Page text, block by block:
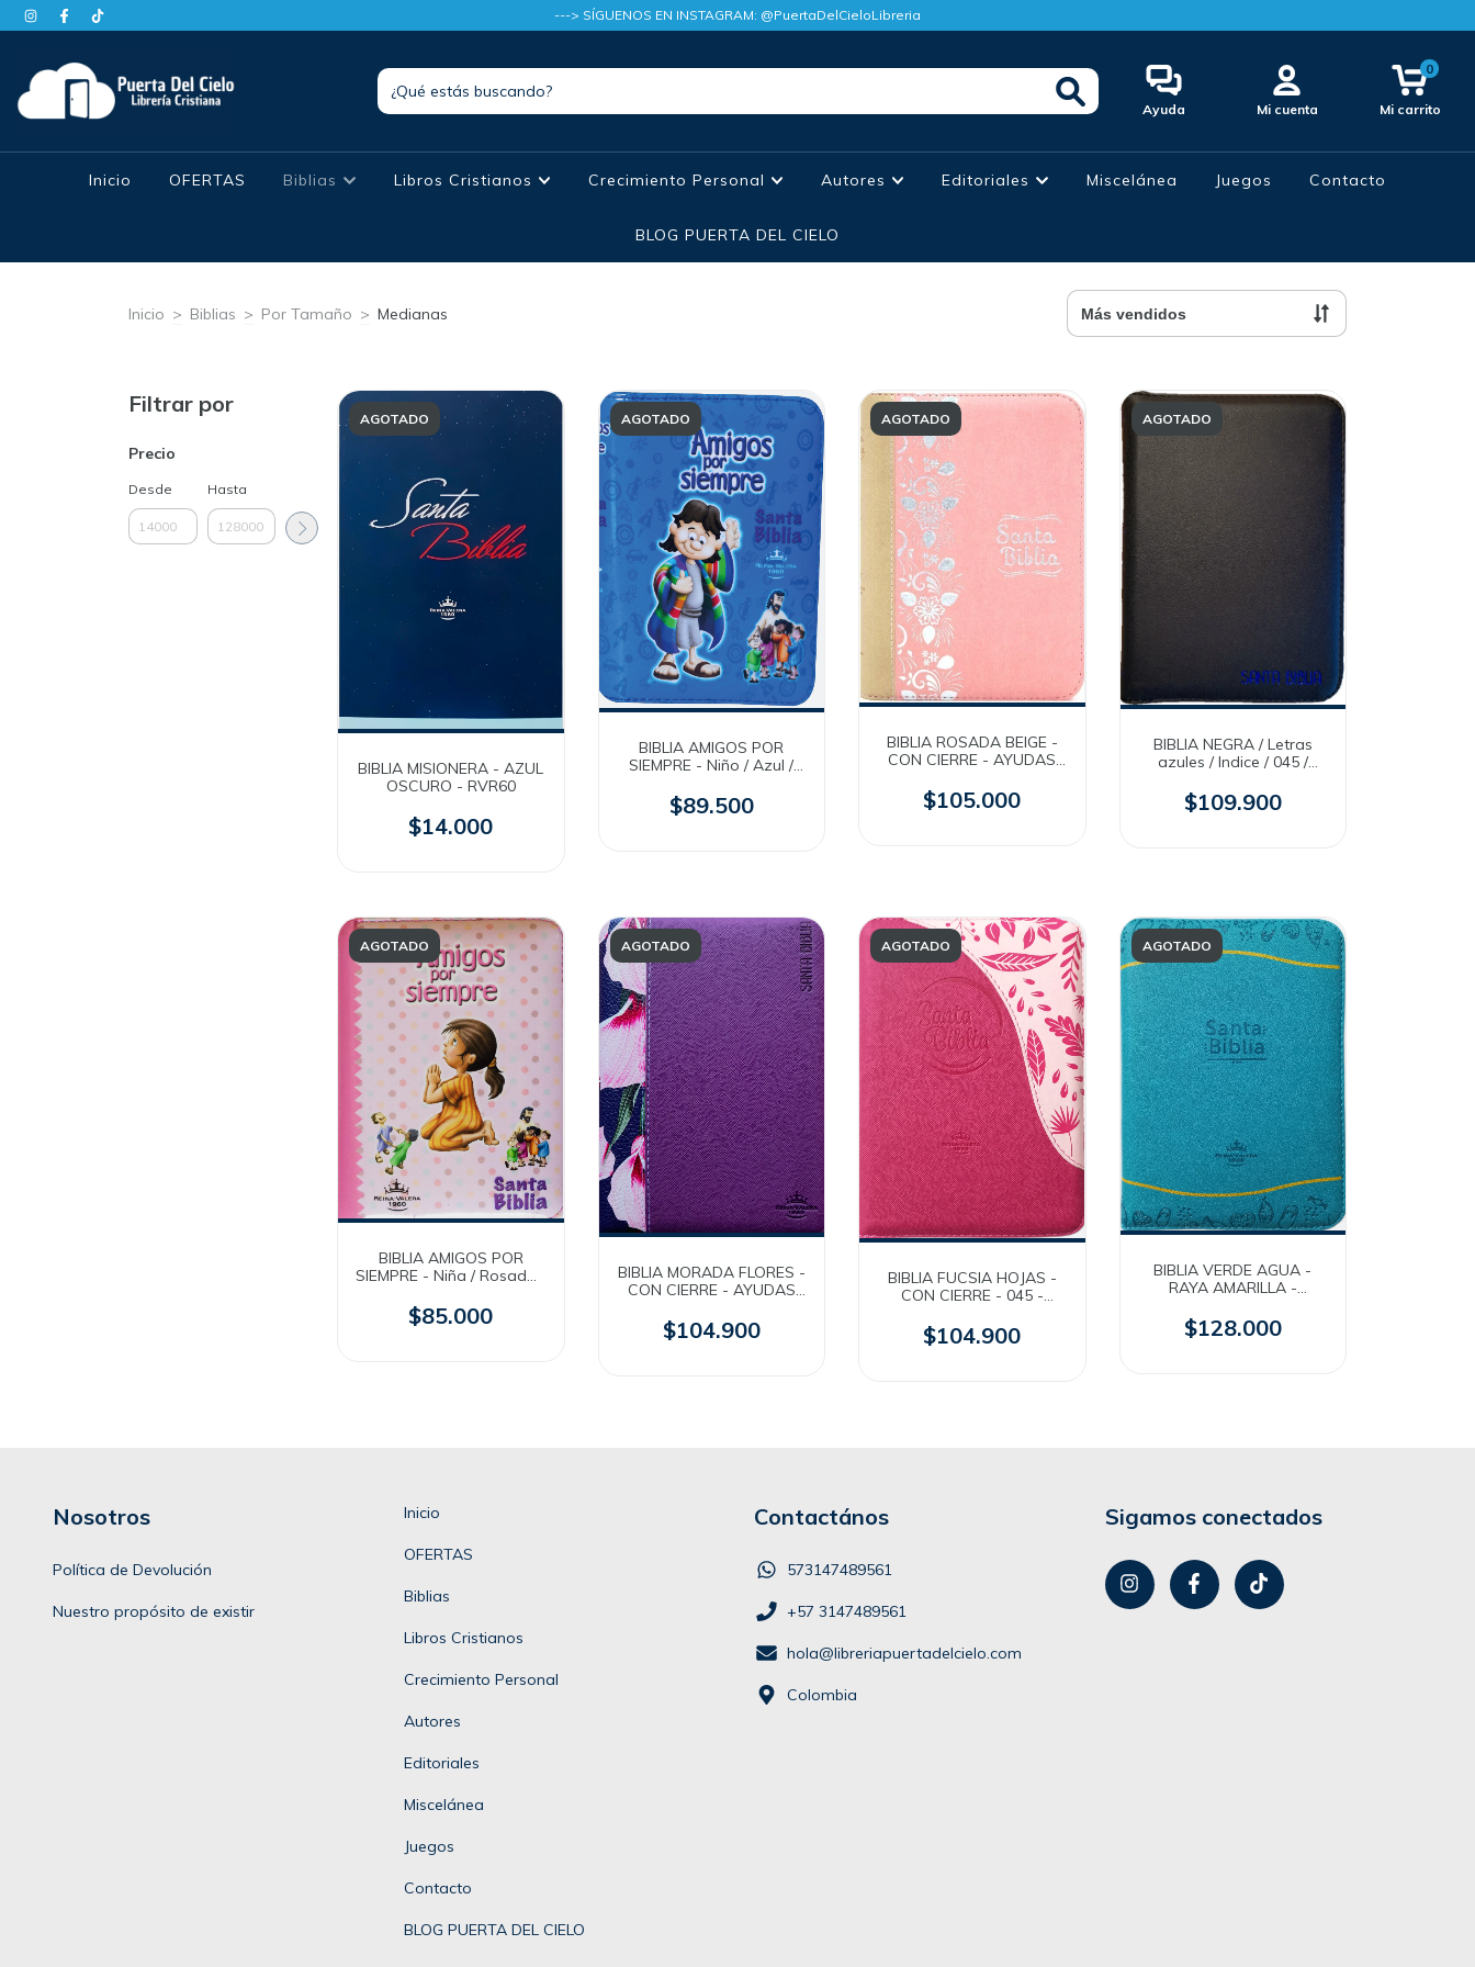
---> SÍGUENOS EN INSTAGRAM: @PuertaDelCieloLibreria
Ayuda Mi cuenta Mi carrito
0
Inicio OFERTAS Biblias Libros Cristianos Crecimiento Personal Autores Editoriales Miscelánea Juegos Contacto
BLOG PUERTA DEL CIELO
Inicio > Biblias > Por Tamaño > Medianas
Filtrar por
Precio
Desde Hasta
AGOTADO
BIBLIA MISIONERA - AZUL
OSCURO - RVR60
$14.000
AGOTADO
BIBLIA AMIGOS POR
SIEMPRE - Niño / Azul /
$89.500
AGOTADO
BIBLIA ROSADA BEIGE -
CON CIERRE - AYUDAS
$105.000
AGOTADO
BIBLIA NEGRA / Letras
azules / Indice / 045 /
$109.900
AGOTADO
BIBLIA AMIGOS POR
SIEMPRE - Niña / Rosada /
$85.000
AGOTADO
BIBLIA MORADA FLORES -
CON CIERRE - AYUDAS
$104.900
AGOTADO
BIBLIA FUCSIA HOJAS -
CON CIERRE - 045 -
$104.900
AGOTADO
BIBLIA VERDE AGUA -
RAYA AMARILLA -
ÍNDICE - RVR1960
$128.000
Nosotros
Política de Devolución
Nuestro propósito de existir
Inicio
OFERTAS
Biblias
Libros Cristianos
Crecimiento Personal
Autores
Editoriales
Miscelánea
Juegos
Contacto
BLOG PUERTA DEL CIELO
Contactános
573147489561
+57 3147489561
hola@libreriapuertadelcielo.com
Colombia
Sigamos conectados